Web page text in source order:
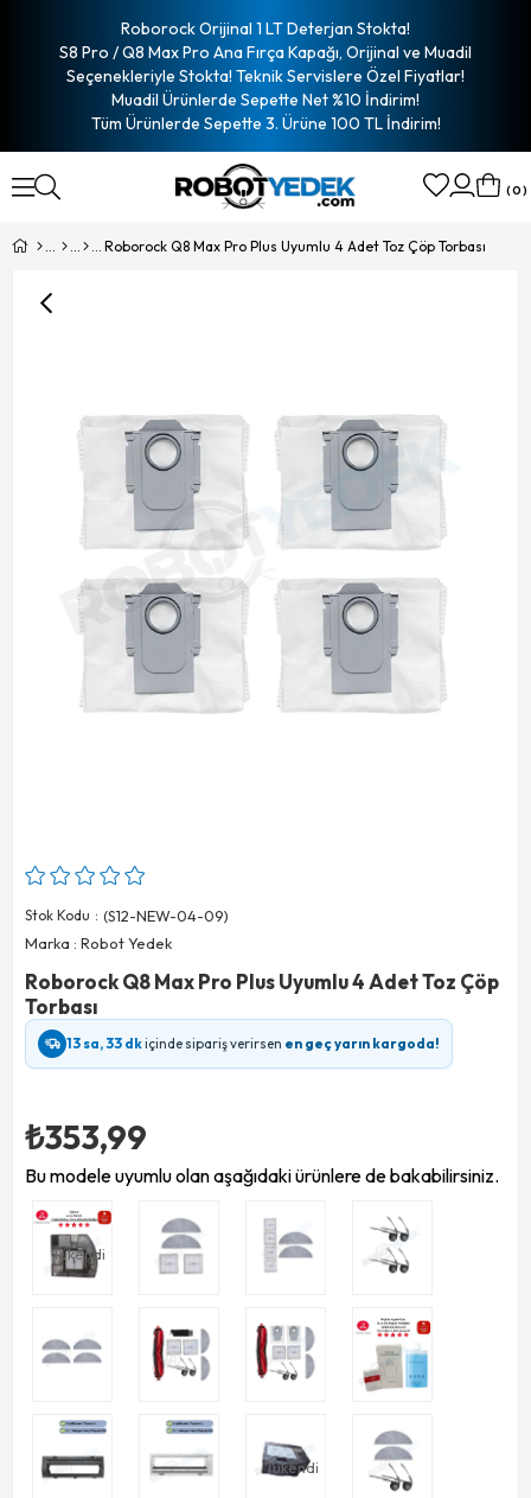
Roborock Orijinal 1 LT Deterjan Stokta!
S8 Pro / Q8 Max Pro Ana Fırça Kapağı, Orijinal ve Muadil
Seçenekleriyle Stokta! Teknik Servislere Özel Fiyatlar!
Muadil Ürünlerde Sepette Net %10 İndirim!
Tüm Ürünlerde Sepette 3. Ürüne 100 TL İndirim!
0
Roborock Q8 Max Pro Plus Uyumlu 4 Adet Toz Çöp Torbası
Stok Kodu
(S12-NEW-04-09)
Marka : Robot Yedek
Roborock Q8 Max Pro Plus Uyumlu 4 Adet Toz Çöp
Torbası
13 sa, 33 dkiçinde sipariş verirsen en geç yarın kargoda!
₺353,99
Bu modele uyumlu olan aşağıdaki ürünlere de bakabilirsiniz.
Tükendi
Tükendi